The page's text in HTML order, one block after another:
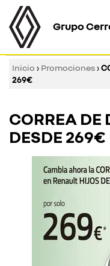
Grupo
Inicio › Promociones›
269€
CORREA DE
DESDE 269€